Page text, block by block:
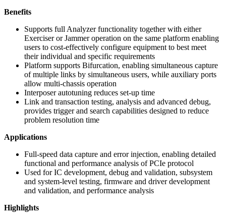
Benefits
Supports full Analyzer functionality together with either
Exerciser or Jammer operation on the same platform enabling
users to cost-effectively configure equipment to best meet
their individual and specific requirements
Platform supports Bifurcation, enabling simultaneous capture
of multiple links by simultaneous users, while auxiliary ports
allow multi-chassis operation
Interposer autotuning reduces set-up time
Link and transaction testing, analysis and advanced debug,
provides trigger and search capabilities designed to reduce
problem resolution time
Applications
Full-speed data capture and error injection, enabling detailed
functional and performance analysis of PCIe protocol
Used for IC development, debug and validation, subsystem
and system-level testing, firmware and driver development
and validation, and performance analysis
Highlights